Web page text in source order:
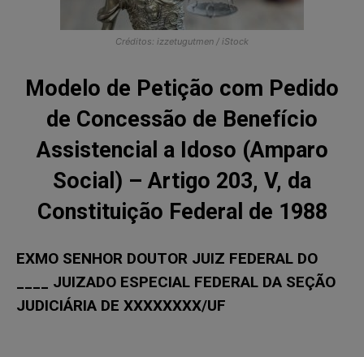
Créditos: izzetugutmen / iStock
Modelo de Petição com Pedido
de Concessão de Benefício
Assistencial a Idoso (Amparo
Social) – Artigo 203, V, da
Constituição Federal de 1988
EXMO SENHOR DOUTOR JUIZ FEDERAL DO
____ JUIZADO ESPECIAL FEDERAL DA SEÇÃO
JUDICIÁRIA DE XXXXXXXX/UF